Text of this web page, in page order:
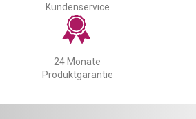
Kundenservice
24 Monate
Produktgarantie